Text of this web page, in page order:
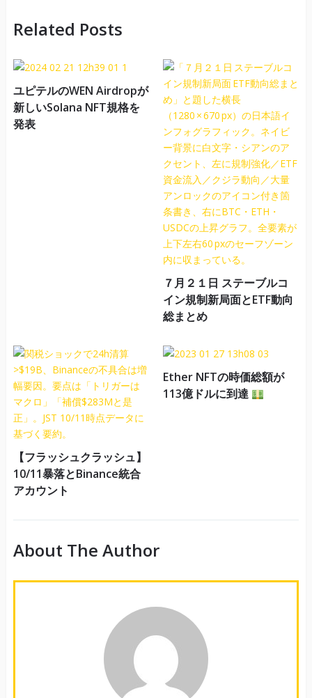
Related Posts
ユピテルのWEN Airdropが
新しいSolana NFT規格を
発表
７月２１日 ステーブルコ
イン規制新局面とETF動向
総まとめ
【フラッシュクラッシュ】
10/11暴落とBinance統合
アカウント
Ether NFTの時価総額が
113億ドルに到達
About The Author